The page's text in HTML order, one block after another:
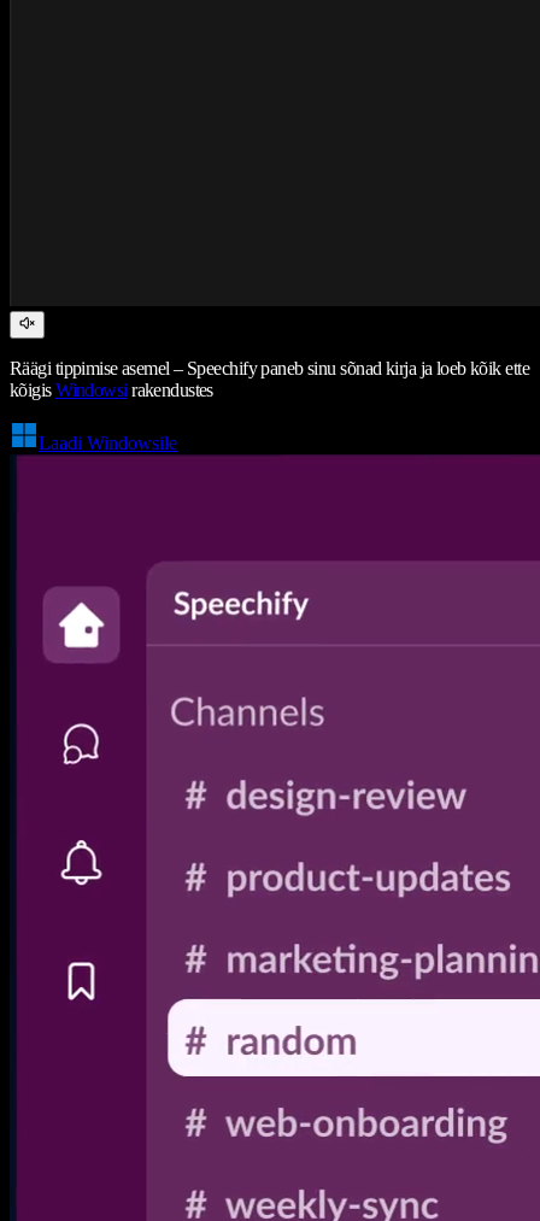
Räägi tippimise asemel – Speechify paneb sinu sõnad kirja ja loeb kõik ette
kõigisWindowsi rakendustes
Laadi Windowsile